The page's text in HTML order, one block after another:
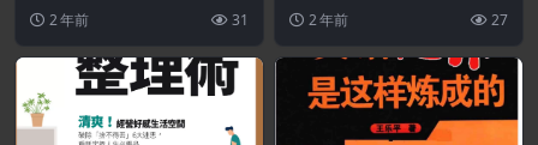
2 年前 31
訴大家：少了糖...
2 年前 27